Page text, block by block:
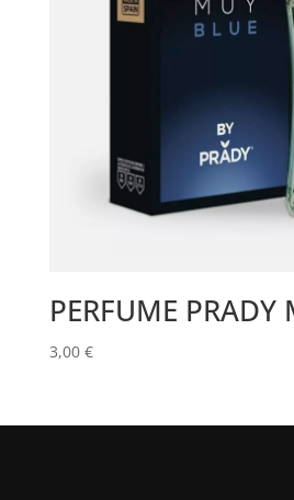
PERFUME PRADY
3,00 €